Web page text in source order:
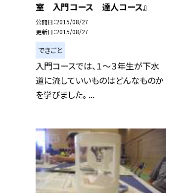
室 入門コース 達人コース』
公開日 2015/08/27
更新日 2015/08/27
できごと
入門コースでは、１〜３年生が下水
道に流していいものはどんなものか
を学びました。 ...